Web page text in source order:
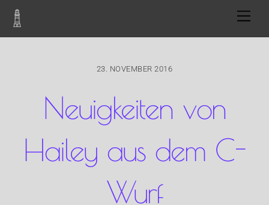
Skip
content
23. NOVEMBER 2016
Neuigkeiten von
Hailey aus dem C-
Wurf